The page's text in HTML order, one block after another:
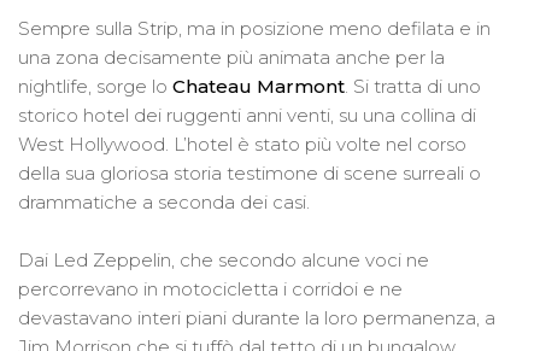
Sempre sulla Strip, ma in posizione meno defilata e in
una zona decisamente più animata anche per la
nightlife, sorge lo Chateau Marmont . Si tratta di uno
storico hotel dei ruggenti anni venti, su una collina di
West Hollywood. L’hotel è stato più volte nel corso
della sua gloriosa storia testimone di scene surreali o
drammatiche a seconda dei casi.
Dai Led Zeppelin, che secondo alcune voci ne
percorrevano in motocicletta i corridoi e ne
devastavano interi piani durante la loro permanenza, a
Jim Morrison che si tuffò dal tetto di un bungalow